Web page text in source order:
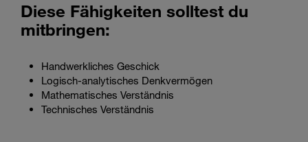
Diese Fähigkeiten solltest du
mitbringen:
Handwerkliches Geschick
Logisch-analytisches Denkvermögen
Mathematisches Verständnis
Technisches Verständnis